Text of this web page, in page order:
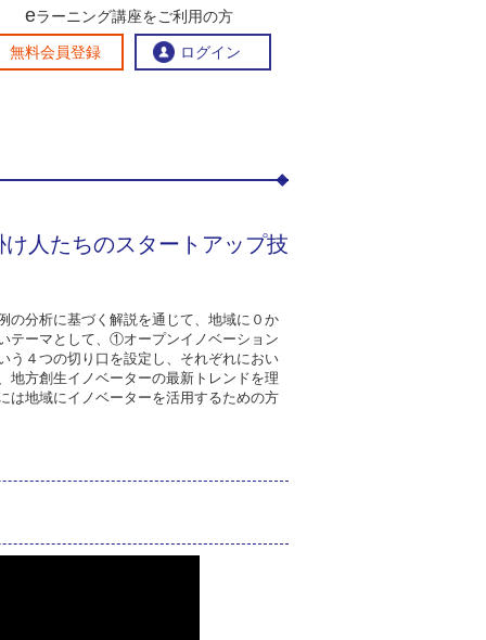
民連携講座
流ひろば
方創生に役立つコンテンツ集
eラーニング講座をご利用の方
無料会員登録 ログイン
創生イノベーター講座～まちづくり仕掛け人たちの
人たちのスタートアップ技
の分析に基づく解説を通じて、地域に０か
テーマとして、①オープンイノベーション
４つの切り口を設定し、それぞれにおい
地方創生イノベーターの最新トレンドを理
は地域にイノベーターを活用するための方